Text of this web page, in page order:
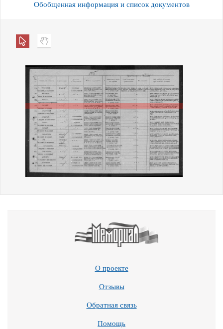
Обобщенная информация и список документов
О проекте
Отзывы
Обратная связь
Помощь